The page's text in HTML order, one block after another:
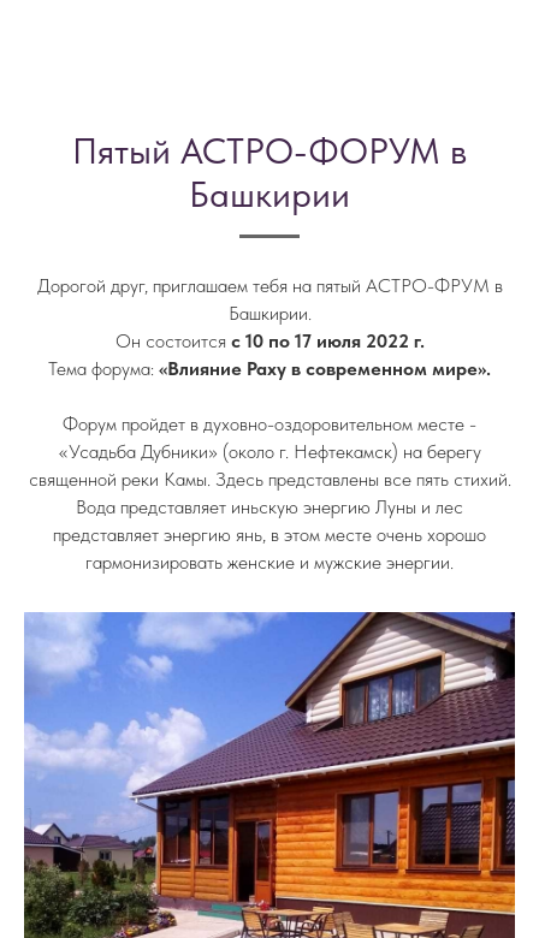
Пятый АСТРО-ФОРУМ в
Башкирии
Дорогой друг, приглашаем тебя на пятый АСТРО-ФРУМ в
Башкирии.
Он состоится с 10 по 17 июля 2022 г.
Тема форума: «Влияние Раху в современном мире».
Форум пройдет в духовно-оздоровительном месте -
«Усадьба Дубники» (около г. Нефтекамск) на берегу
священной реки Камы. Здесь представлены все пять стихий.
Вода представляет иньскую энергию Луны и лес
представляет энергию янь, в этом месте очень хорошо
гармонизировать женские и мужские энергии.